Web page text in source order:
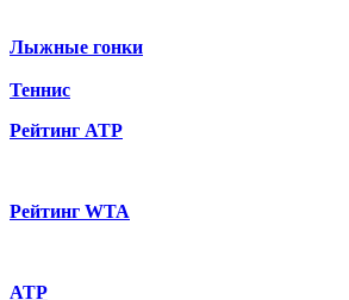
Лыжные гонки
Теннис
Рейтинг ATP
Рейтинг WTA
ATP